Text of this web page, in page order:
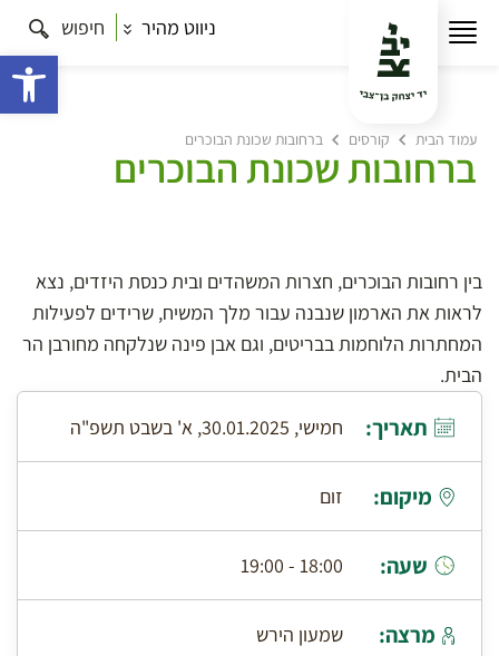
ניווט מהיר חיפוש
עמוד הבית קורסים ברחובות שכונת הבוכרים
ברחובות שכונת הבוכרים
בין רחובות הבוכרים, חצרות המשהדים ובית כנסת היזדים, נצא
לראות את הארמון שנבנה עבור מלך המשיח, שרידים לפעילות
המחתרות הלוחמות בבריטים, וגם אבן פינה שנלקחה מחורבן הר
הבית.
תאריך: חמישי, 30.01.2025, א' בשבט תשפ"ה
מיקום: זום
שעה: 18:00 - 19:00
מרצה: שמעון הירש